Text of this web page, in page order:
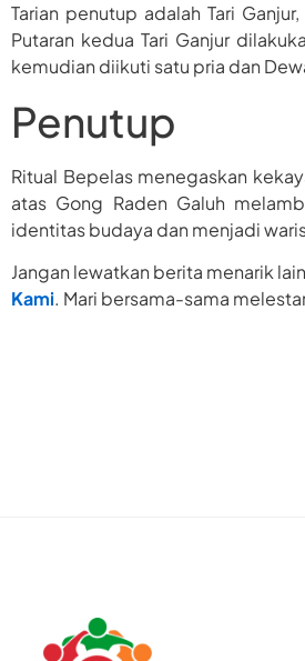
Tarian penutup adalah Tari
Putaran kedua Tari Ganjur
kemudian diikuti satu pria dan
Penutup
Ritual Bepelas menegaskan
atas Gong Raden Galuh
identitas budaya dan menjadi
Jangan lewatkan berita menarik
Kami. Mari bersama-sama